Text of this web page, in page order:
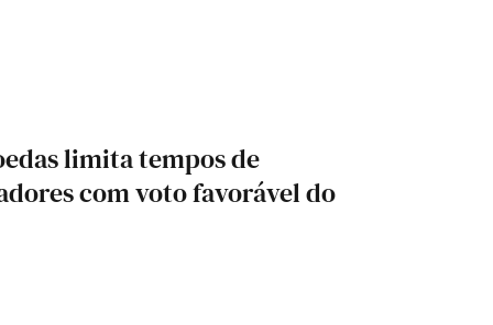
limita tempos de
com voto favorável do